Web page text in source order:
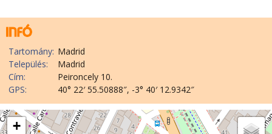
Tartomány: Madrid
Település:
Madrid
Cím:
Peironcely 10.
GPS:
40° 22′ 55.50888″, -3° 40′ 12.9342″
+